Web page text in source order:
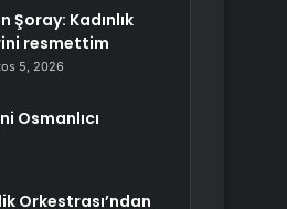
Şoray: Kadınlık
resmettim
5, 2026
Osmanlıcı
Orkestrası’ndan